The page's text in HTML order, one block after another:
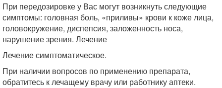
При передозировке у Вас могут возникнуть следующие
симптомы: головная боль, «приливы» крови к коже лица,
головокружение, диспепсия, заложенность носа,
нарушение зрения. Лечение
Лечение симптоматическое.
При наличии вопросов по применению препарата,
обратитесь к лечащему врачу или работнику аптеки.